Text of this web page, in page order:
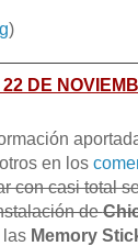
)
DE
en los
con casi total
de
Memory